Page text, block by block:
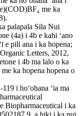
me ka
palapala Sila Nui
(4a) i 4b e kahi ʻano
e pili ana i ka hopena;
Letters, 2012,
i 4b ma lalo o ka
ka hopena hopena o
i hoʻohana ʻia ma
Biopharmaceutical i ka
a hiki i ka nui